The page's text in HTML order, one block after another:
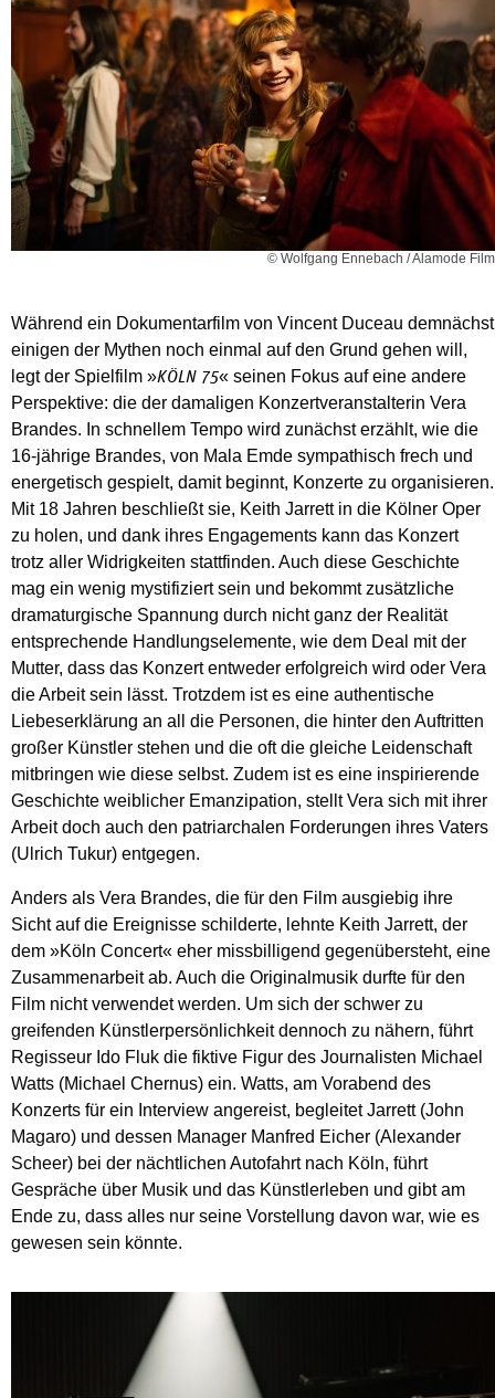
© Wolfgang Ennebach / Alamode Film
Während ein Dokumentarfilm von Vincent Duceau demnächst
einigen der Mythen noch einmal auf den Grund gehen will,
legt der Spielfilm »KÖLN 75« seinen Fokus auf eine andere
Perspektive: die der damaligen Konzertveranstalterin Vera
Brandes. In schnellem Tempo wird zunächst erzählt, wie die
16-jährige Brandes, von Mala Emde sympathisch frech und
energetisch gespielt, damit beginnt, Konzerte zu organisieren.
Mit 18 Jahren beschließt sie, Keith Jarrett in die Kölner Oper
zu holen, und dank ihres Engagements kann das Konzert
trotz aller Widrigkeiten stattfinden. Auch diese Geschichte
mag ein wenig mystifiziert sein und bekommt zusätzliche
dramaturgische Spannung durch nicht ganz der Realität
entsprechende Handlungselemente, wie dem Deal mit der
Mutter, dass das Konzert entweder erfolgreich wird oder Vera
die Arbeit sein lässt. Trotzdem ist es eine authentische
Liebeserklärung an all die Personen, die hinter den Auftritten
großer Künstler stehen und die oft die gleiche Leidenschaft
mitbringen wie diese selbst. Zudem ist es eine inspirierende
Geschichte weiblicher Emanzipation, stellt Vera sich mit ihrer
Arbeit doch auch den patriarchalen Forderungen ihres Vaters
(Ulrich Tukur) entgegen.
Anders als Vera Brandes, die für den Film ausgiebig ihre
Sicht auf die Ereignisse schilderte, lehnte Keith Jarrett, der
dem »Köln Concert« eher missbilligend gegenübersteht, eine
Zusammenarbeit ab. Auch die Originalmusik durfte für den
Film nicht verwendet werden. Um sich der schwer zu
greifenden Künstlerpersönlichkeit dennoch zu nähern, führt
Regisseur Ido Fluk die fiktive Figur des Journalisten Michael
Watts (Michael Chernus) ein. Watts, am Vorabend des
Konzerts für ein Interview angereist, begleitet Jarrett (John
Magaro) und dessen Manager Manfred Eicher (Alexander
Scheer) bei der nächtlichen Autofahrt nach Köln, führt
Gespräche über Musik und das Künstlerleben und gibt am
Ende zu, dass alles nur seine Vorstellung davon war, wie es
gewesen sein könnte.